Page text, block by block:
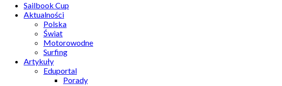
Sailbook Cup
Aktualności
Polska
Świat
Motorowodne
Surfing
Artykuły
Eduportal
Porady